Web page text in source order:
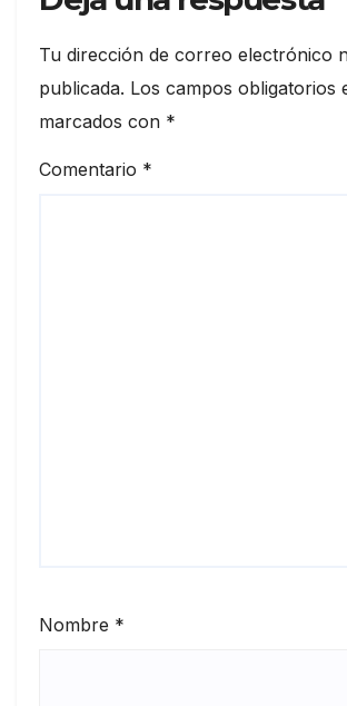
Tu dirección de correo electrónico
publicada. Los campos obligatorios
marcados con *
Comentario *
Nombre *